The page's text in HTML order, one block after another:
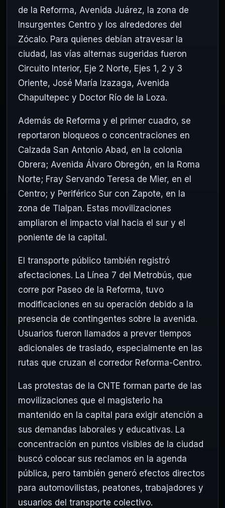
de la Reforma, Avenida Juárez, la zona de
Insurgentes Centro y los alrededores del
Zócalo. Para quienes debían atravesar la
ciudad, las vías alternas sugeridas fueron
Circuito Interior, Eje 2 Norte, Ejes 1, 2 y 3
Oriente, José María Izazaga, Avenida
Chapultepec y Doctor Río de la Loza.
Además de Reforma y el primer cuadro, se
reportaron bloqueos o concentraciones en
Calzada San Antonio Abad, en la colonia
Obrera; Avenida Álvaro Obregón, en la Roma
Norte; Fray Servando Teresa de Mier, en el
Centro; y Periférico Sur con Zapote, en la
zona de Tlalpan. Estas movilizaciones
ampliaron el impacto vial hacia el sur y el
poniente de la capital.
El transporte público también registró
afectaciones. La Línea 7 del Metrobús, que
corre por Paseo de la Reforma, tuvo
modificaciones en su operación debido a la
presencia de contingentes sobre la avenida.
Usuarios fueron llamados a prever tiempos
adicionales de traslado, especialmente en las
rutas que cruzan el corredor Reforma-Centro.
Las protestas de la CNTE forman parte de las
movilizaciones que el magisterio ha
mantenido en la capital para exigir atención a
sus demandas laborales y educativas. La
concentración en puntos visibles de la ciudad
buscó colocar sus reclamos en la agenda
pública, pero también generó efectos directos
para automovilistas, peatones, trabajadores y
usuarios del transporte colectivo.